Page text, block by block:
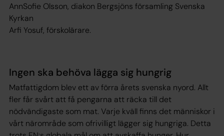
AnnSofie Olsson, diakon Bergsjöns församling Svenska
Kyrkan
Arfi Yosuf, förskolärare.
Ingen ska behöva lägga sig hungrig
Matfattigdom blev ett av förra årets svenska nyord. Allt
fler får svårt att få pengarna att räcka till det
nödvändigaste som mat. Varje kväll finns det människor i
vårt närområde som ofrivilligt lägger sig hungriga. Detta